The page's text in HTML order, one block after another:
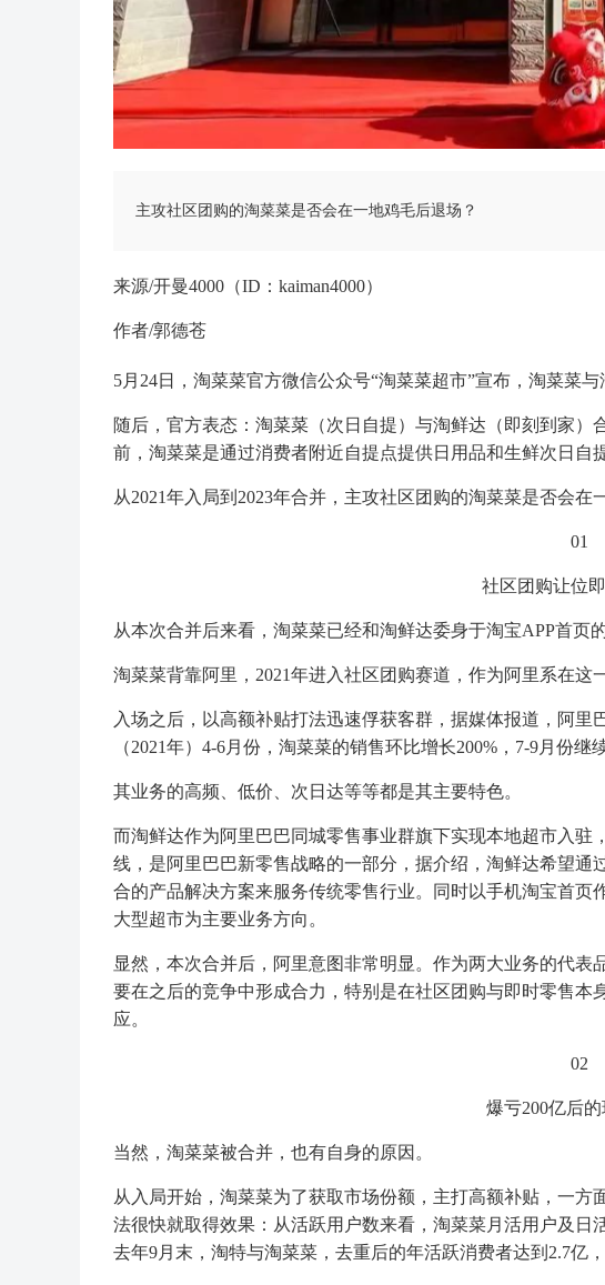
主攻社区团购的淘菜菜是否会在一地鸡毛后退场？
来源/开曼4000（ID：kaiman4000）
作者/郭德苍
5月24日，淘菜菜官方微信公众号“淘菜菜超市”宣布，淘菜菜与
随后，官方表态：淘菜菜（次日自提）与淘鲜达（即刻到家
前，淘菜菜是通过消费者附近自提点提供日用品和生鲜次日自
从2021年入局到2023年合并，主攻社区团购的淘菜菜是否会在
01
社区团购让位
从本次合并后来看，淘菜菜已经和淘鲜达委身于淘宝APP首页的
淘菜菜背靠阿里，2021年进入社区团购赛道，作为阿里系在这
入场之后，以高额补贴打法迅速俘获客群，据媒体报道，阿里
（2021年）4-6月份，淘菜菜的销售环比增长200%，7-9月份继
其业务的高频、低价、次日达等等都是其主要特色。
而淘鲜达作为阿里巴巴同城零售事业群旗下实现本地超市入驻
线，是阿里巴巴新零售战略的一部分，据介绍，淘鲜达希望
合的产品解决方案来服务传统零售行业。同时以手机淘宝首
大型超市为主要业务方向。
显然，本次合并后，阿里意图非常明显。作为两大业务的代表
要在之后的竞争中形成合力，特别是在社区团购与即时零售
应。
02
爆亏200亿后
当然，淘菜菜被合并，也有自身的原因。
从入局开始，淘菜菜为了获取市场份额，主打高额补贴，一
法很快就取得效果：从活跃用户数来看，淘菜菜月活用户及
去年9月末，淘特与淘菜菜，去重后的年活跃消费者达到2.7亿，